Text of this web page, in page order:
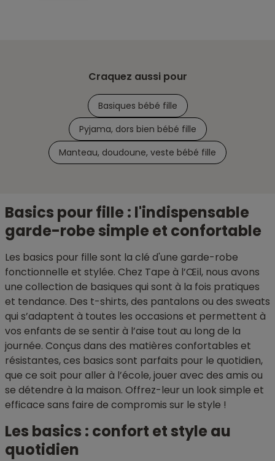
Craquez aussi pour
Basiques bébé fille
Pyjama, dors bien bébé fille
Manteau, doudoune, veste bébé fille
Basics pour fille : l'indispensable
garde-robe simple et confortable
Les basics pour fille sont la clé d'une garde-robe
fonctionnelle et stylée. Chez Tape à l’Œil, nous avons
une collection de basiques qui sont à la fois pratiques
et tendance. Des t-shirts, des pantalons ou des sweats
qui s’adaptent à toutes les occasions et permettent à
vos enfants de se sentir à l’aise tout au long de la
journée. Conçus dans des matières confortables et
résistantes, ces basics sont parfaits pour le quotidien,
que ce soit pour aller à l’école, jouer avec des amis ou
se détendre à la maison. Offrez-leur un look simple et
efficace sans faire de compromis sur le style !
Les basics : confort et style au
quotidien